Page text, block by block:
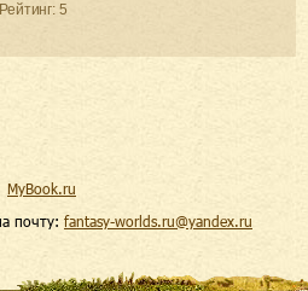
Рейтинг: 5
почту: fantasy-worlds.ru@yandex.ru
MyBook.ru